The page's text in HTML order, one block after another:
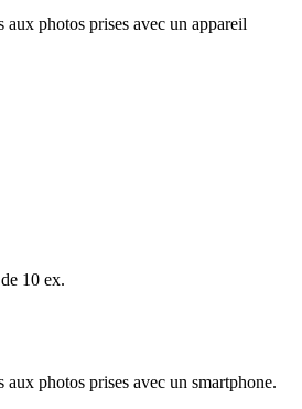
aux photos prises avec un appareil
10 ex.
aux photos prises avec un smartphone.